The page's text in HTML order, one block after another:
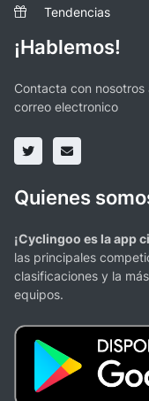
Tendencias
¡Hablemos!
Contacta con
correo electronico
Quienes
¡Cyclingoo es la app
las principales
clasificaciones y la
equipos.